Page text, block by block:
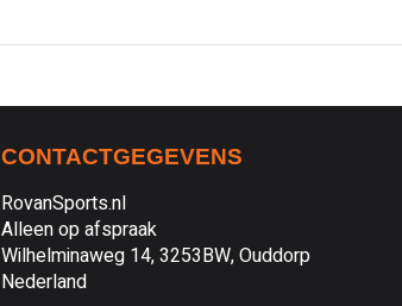
CONTACTGEGEVENS
RovanSports.nl
Alleen op afspraak
Wilhelminaweg 14, 3253BW, Ouddorp
Nederland